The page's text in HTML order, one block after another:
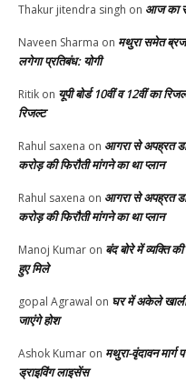
Thakur jitendra singh on आज का
Naveen Sharma on मथुरा समेत ब्रज
लगेगा प्रतिबंध: योगी
Ritik on यूपी बोर्ड 10वीं व 12वीं का
रिजल्ट
Rahul saxena on आगरा से अपह्रत
करोड़ की फिरौती मांगने का था प्लान
Rahul saxena on आगरा से अपह्रत
करोड़ की फिरौती मांगने का था प्लान
Manoj Kumar on बंद बोरे में व्यक्ति
हुए मिले
gopal Agrawal on घर में अकेले
जाएंगे होश
Ashok Kumar on मथुरा-वृंदावन
ड्राइविंग लाइसेंस